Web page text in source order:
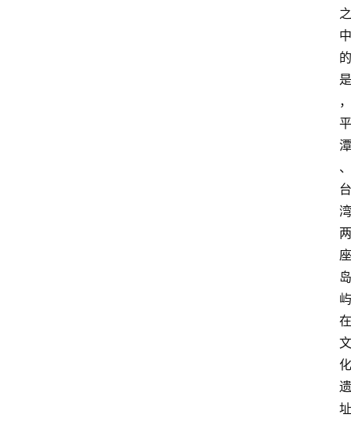
之
中
的
是
，
平
潭
、
台
湾
两
座
岛
屿
在
文
化
遗
址